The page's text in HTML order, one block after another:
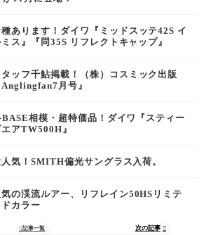
あります！ダイワ『ミッドスッテ42S イ
ス』『同35S リフレクトキャップ』
タッフ千鮎掲載！（株）コスミック出版
Anglingfan7月号』
BASE相模・超特価品！ダイワ『スティー
エアTW500H』
気！SMITH偏光サングラス入荷。
気の渓流ルアー、リフレイン50HSリミテ
ドカラー
記事一覧 次の記事 